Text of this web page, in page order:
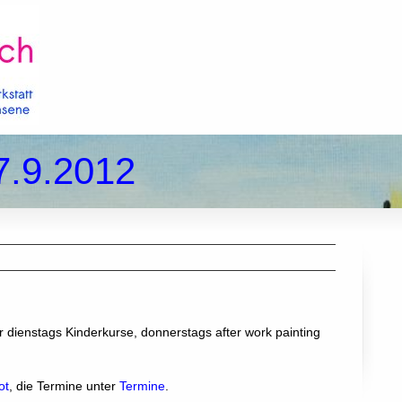
dienstags Kinderkurse, donnerstags after work painting
, die Termine unter Termine